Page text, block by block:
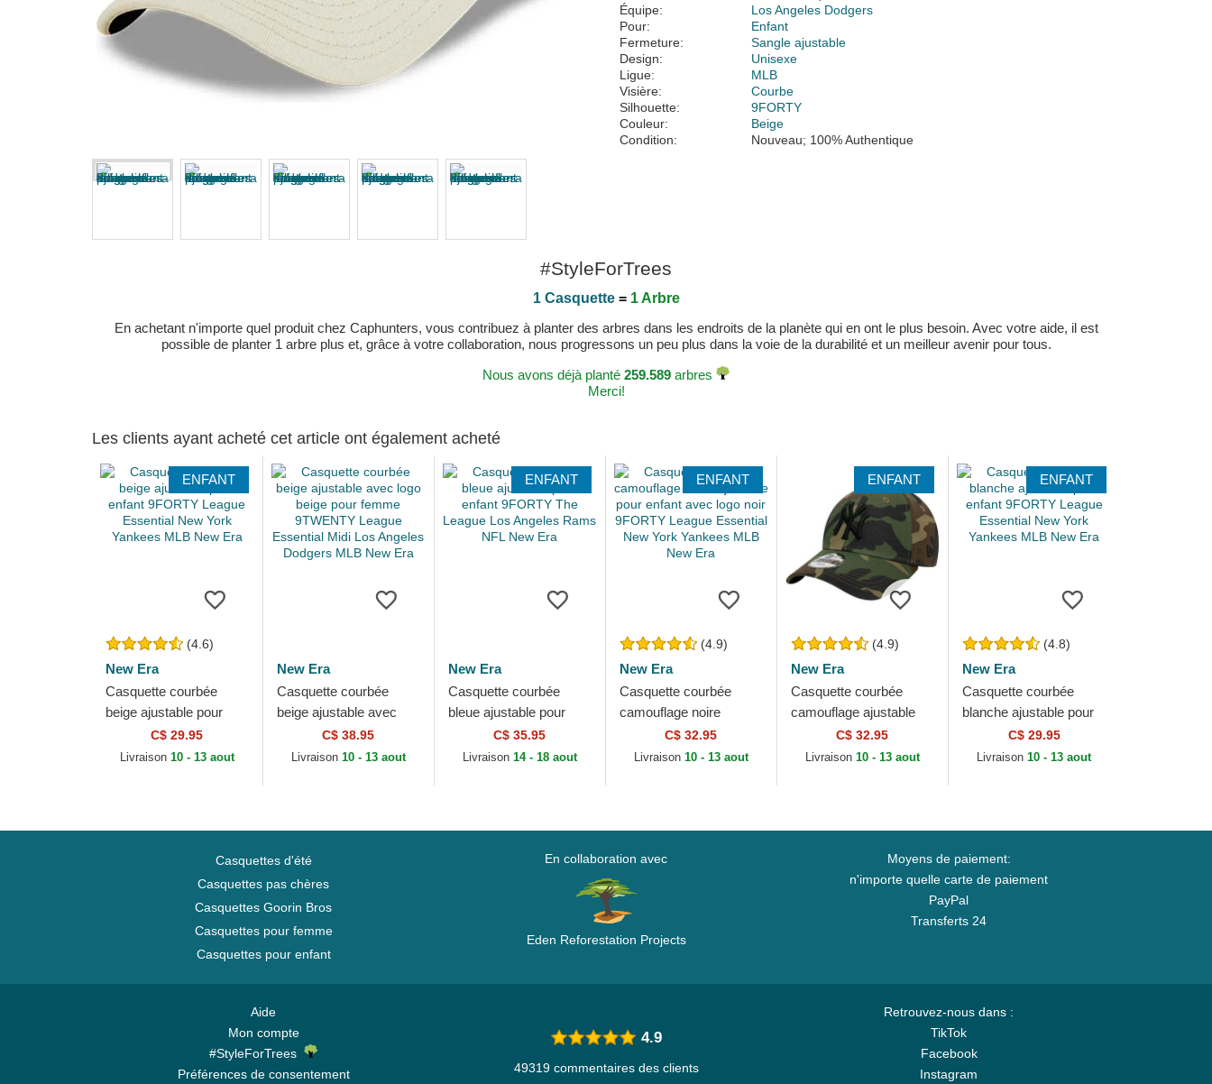
Équipe:
Los Angeles Dodgers
Pour:
Enfant
Fermeture:
Sangle ajustable
Design:
Unisexe
Ligue:
MLB
Visière:
Courbe
Silhouette:
9FORTY
Couleur:
Beige
Condition:
Nouveau; 100% Authentique
#StyleForTrees
1 Casquette= 1 Arbre
En achetant n'importe quel produit chez Caphunters, vous contribuez à planter des arbres dans les endroits de la planète qui en ont le plus besoin. Avec votre aide, il est
possible de planter 1 arbre plus et, grâce à votre collaboration, nous progressons un peu plus dans la voie de la durabilité et un meilleur avenir pour tous.
Nous avons déjà planté 259.589 arbres
Merci!
Les clients ayant acheté cet article ont également acheté
ENFANT
(4.6)
New Era
Casquette courbée
beige ajustable pour
enfant 9FORTY League
Essential New York
C$ 29.95
Livraison 10 - 13 aout
New Era
Casquette courbée
beige ajustable avec
logo beige pour femme
9TWENTY League
C$ 38.95
Livraison 10 - 13 aout
ENFANT
New Era
Casquette courbée
bleue ajustable pour
enfant 9FORTY The
League Los Angeles
C$ 35.95
Livraison 14 - 18 aout
ENFANT
(4.9)
New Era
Casquette courbée
camouflage noire
ajustable pour enfant
avec logo noir 9FORTY
C$ 32.95
Livraison 10 - 13 aout
ENFANT
(4.9)
New Era
Casquette courbée
camouflage ajustable
pour enfant 9FORTY
League Essential New
C$ 32.95
Livraison 10 - 13 aout
ENFANT
(4.8)
New Era
Casquette courbée
blanche ajustable pour
enfant 9FORTY League
Essential New York
C$ 29.95
Livraison10 - 13 aout
Casquettes d'été
Casquettes pas chères
Casquettes Goorin Bros
Casquettes pour femme
Casquettes pour enfant
En collaboration avec
Eden Reforestation Projects
Moyens de paiement:
n'importe quelle carte de paiement
PayPal
Transferts 24
Aide
Mon compte
#StyleForTrees
Préférences de consentement
Retrouvez-nous dans :
TikTok
Facebook
Instagram
4.9
49319 commentaires des clients